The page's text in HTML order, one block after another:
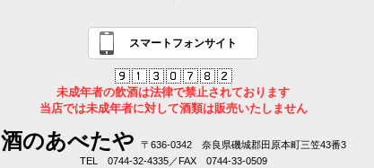
スマートフォンサイト
未成年者の飲酒は法律で禁止されております
当店では未成年者に対して酒類は販売いたしません
酒のあべたや
〒636-0342 奈良県磯城郡田原本町三笠43番3
TEL 0744-32-4335／FAX 0744-33-0509